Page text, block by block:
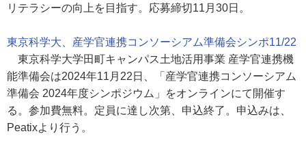
リテラシーの向上を目指す。応募締切11月30日。
東京科学大、産学官連携コンソーシアム準備会シンポ11/22
東京科学大学田町キャンパス土地活用事業 産学官連携機
能準備会は2024年11月22日、「産学官連携コンソーシアム
準備会 2024年度シンポジウム」をオンラインにて開催す
る。参加費無料。定員に達し次第、申込終了。申込みは、
Peatixより行う。